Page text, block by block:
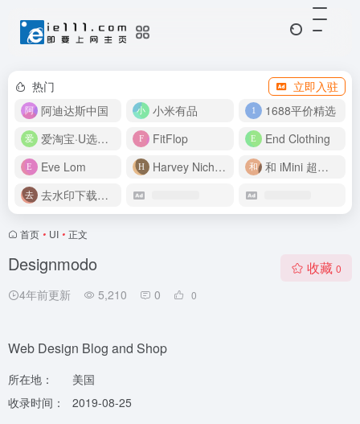
热门
立即入驻
阿迪达斯中国
小米有品
1688平价精选
爱淘宝·U选好价
FitFlop
End Clothing
Eve Lom
Harvey Nichols
和 iMini 超级智能体一起构建伟大作品
去水印下载视频
首页 • UI • 正文
Designmodo
4年前更新 5,210 0 0
收藏 0
Web Design Blog and Shop
所在地：
美国
收录时间：
2019-08-25